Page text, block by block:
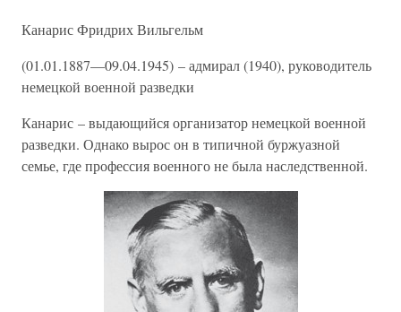
Канарис Фридрих Вильгельм
(01.01.1887—09.04.1945) – адмирал (1940), руководитель
немецкой военной разведки
Канарис – выдающийся организатор немецкой военной
разведки. Однако вырос он в типичной буржуазной
семье, где профессия военного не была наследственной.